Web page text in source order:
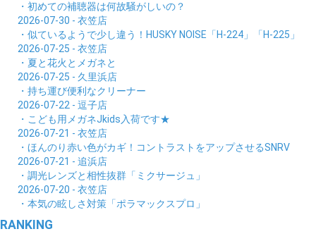
・初めての補聴器は何故騒がしいの？
2026-07-30 - 衣笠店
・似ているようで少し違う！HUSKY NOISE「H-224」「H-225」
2026-07-25 - 衣笠店
・夏と花火とメガネと
2026-07-25 - 久里浜店
・持ち運び便利なクリーナー
2026-07-22 - 逗子店
・こども用メガネJkids入荷です★
2026-07-21 - 衣笠店
・ほんのり赤い色がカギ！コントラストをアップさせるSNRV
2026-07-21 - 追浜店
・調光レンズと相性抜群「ミクサージュ」
2026-07-20 - 衣笠店
・本気の眩しさ対策「ポラマックスプロ」
RANKING